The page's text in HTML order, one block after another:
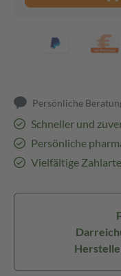
Persönliche
Schneller und
Persönliche
Vielfältige